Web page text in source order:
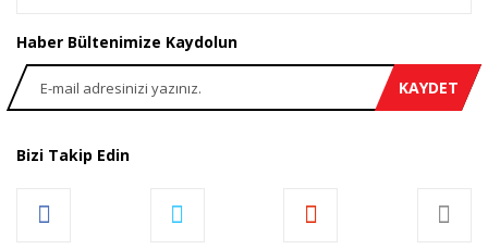
Haber Bültenimize Kaydolun
KAYDET
Bizi Takip Edin